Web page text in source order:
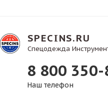
SPECINS.RU
Спецодежда
8 800
Наш телефон